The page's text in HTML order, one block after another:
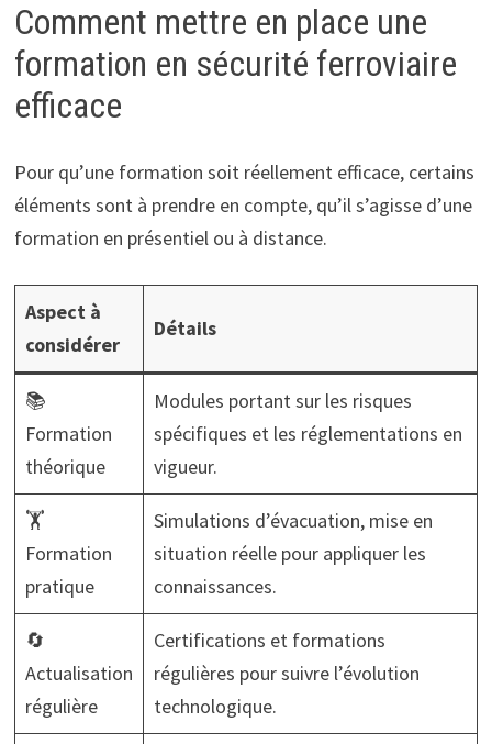
Comment mettre en place une
formation en sécurité ferroviaire
efficace
Pour qu’une formation soit réellement efficace, certains
éléments sont à prendre en compte, qu’il s’agisse d’une
formation en présentiel ou à distance.
Aspect à
considérer
Détails
📚
Formation
théorique
Modules portant sur les risques
spécifiques et les réglementations en
vigueur.
🏋️
Formation
pratique
Simulations d’évacuation, mise en
situation réelle pour appliquer les
connaissances.
🔄
Actualisation
régulière
Certifications et formations
régulières pour suivre l’évolution
technologique.